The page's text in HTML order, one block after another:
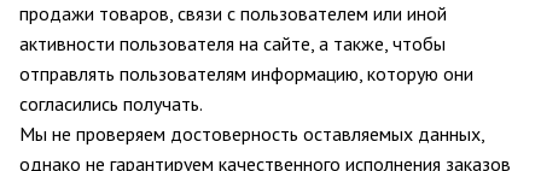
продажи товаров, связи с пользователем или иной
активности пользователя на сайте, а также, чтобы
отправлять пользователям информацию, которую они
согласились получать.
Мы не проверяем достоверность оставляемых данных,
однако не гарантируем качественного исполнения заказов